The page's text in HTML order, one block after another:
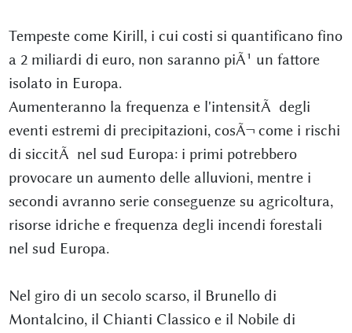
Tempeste come Kirill, i cui costi si quantificano fino
a 2 miliardi di euro, non saranno piÃ¹ un fattore
isolato in Europa.
Aumenteranno la frequenza e l'intensitÃ degli
eventi estremi di precipitazioni, cosÃ¬ come i rischi
di siccitÃ nel sud Europa: i primi potrebbero
provocare un aumento delle alluvioni, mentre i
secondi avranno serie conseguenze su agricoltura,
risorse idriche e frequenza degli incendi forestali
nel sud Europa.
Nel giro di un secolo scarso, il Brunello di
Montalcino, il Chianti Classico e il Nobile di